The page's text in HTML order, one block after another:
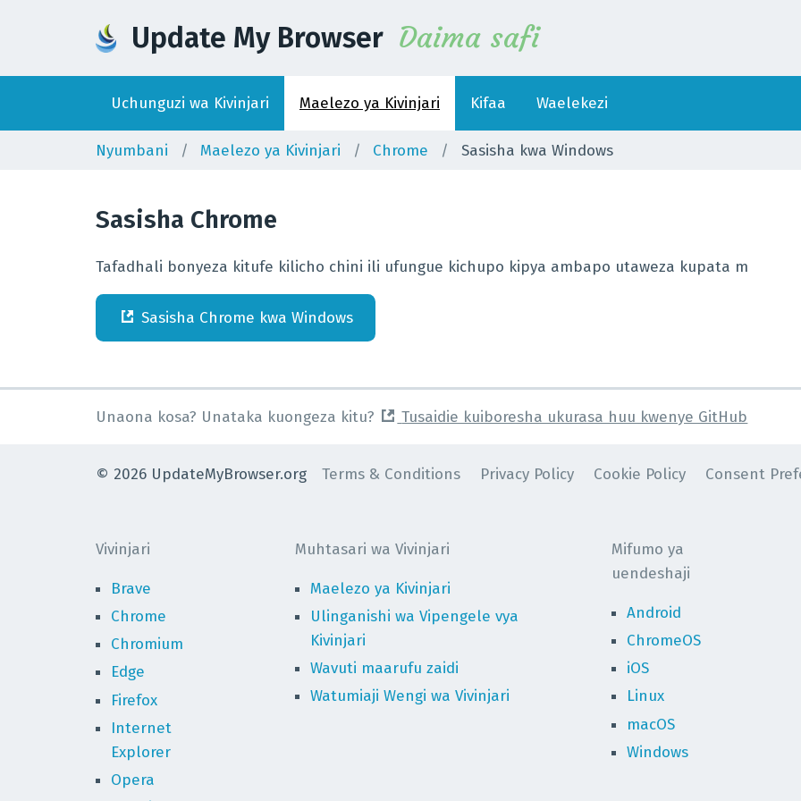
Update My Browser Daima safi
Uchunguzi wa Kivinjari Maelezo ya Kivinjari Kifaa Waelekezi
Nyumbani Maelezo ya Kivinjari Chrome Sasisha kwa Windows
Sasisha Chrome
Tafadhali bonyeza kitufe kilicho chini ili ufungue kichupo kipya ambapo utaweza kupata m
Sasisha Chrome kwa Windows
Unaona kosa? Unataka kuongeza kitu? Tusaidie kuiboresha ukurasa huu kwenye GitHub
© 2026 UpdateMyBrowser.org Terms & Conditions Privacy Policy Cookie Policy Consent
Vivinjari
Brave
Chrome
Chromium
Edge
Firefox
Internet
Explorer
Opera
Muhtasari wa Vivinjari
Maelezo ya Kivinjari
Ulinganishi wa Vipengele vya
Kivinjari
Wavuti maarufu zaidi
Watumiaji Wengi wa Vivinjari
Mifumo ya
uendeshaji
Android
ChromeOS
iOS
Linux
macOS
Windows